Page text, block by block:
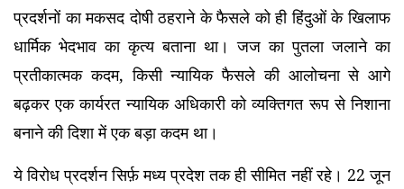
प्रदर्शनों का मकसद दोषी ठहराने के फैसले को ही हिंदुओं के खिलाफ
धार्मिक भेदभाव का कृत्य बताना था। जज का पुतला जलाने का
प्रतीकात्मक कदम, किसी न्यायिक फैसले की आलोचना से आगे
बढ़कर एक कार्यरत न्यायिक अधिकारी को व्यक्तिगत रूप से निशाना
बनाने की दिशा में एक बड़ा कदम था।
ये विरोध प्रदर्शन सिर्फ़ मध्य प्रदेश तक ही सीमित नहीं रहे। 22 जून